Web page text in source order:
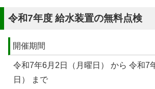
令和7年度 給水装置の無料点検
開催期間
令和7年6月2日（月曜日） から 令和7
日） まで